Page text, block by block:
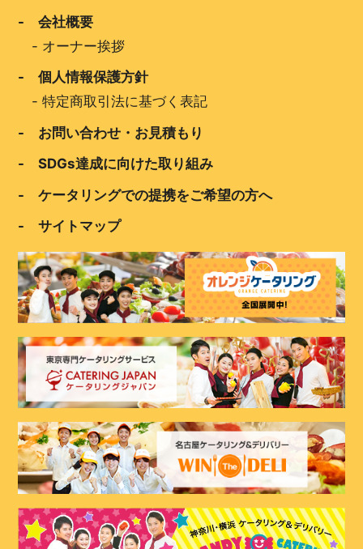
- 会社概要
- オーナー挨拶
- 個人情報保護方針
-特定商取引法に基づく表記
- お問い合わせ・お見積もり
- SDGs達成に向けた取り組み
- ケータリングでの提携をご希望の方へ
- サイトマップ